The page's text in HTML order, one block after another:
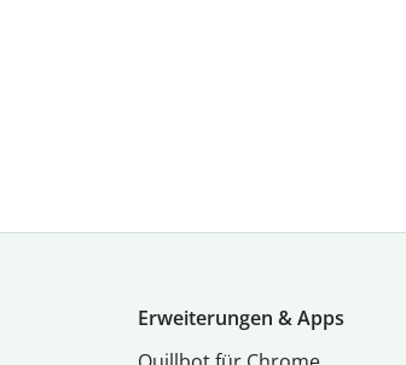
Erweiterungen & Apps